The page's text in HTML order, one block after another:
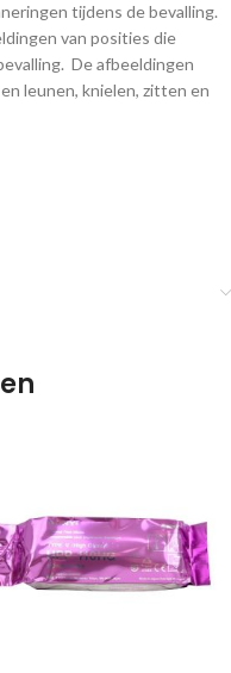
tijdens de bevalling.
van posities die
De afbeeldingen
leunen, knielen, zitten en